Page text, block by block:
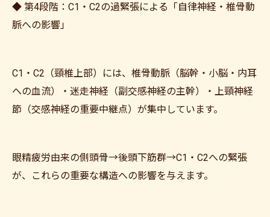
◆ 第4段階：C1・C2の過緊張による「自律神経・椎骨動
脈への影響」
C1・C2（頸椎上部）には、椎骨動脈（脳幹・小脳・内耳
への血流）・迷走神経（副交感神経の主幹）・上頸神経
節（交感神経の重要中継点）が集中しています。
眼精疲労由来の側頭骨→後頭下筋群→C1・C2への緊張
が、これらの重要な構造への影響を与えます。